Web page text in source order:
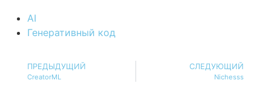
AI
Генеративный код
ПРЕДЫДУЩИЙ
CreatorML
СЛЕДУЮЩИЙ
Nichesss